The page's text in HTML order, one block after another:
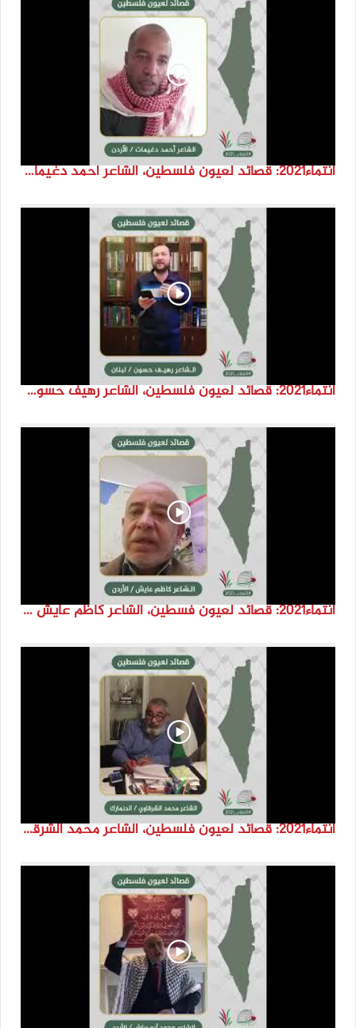
انتماء2021: قصائد لعيون فلسطين، الشاعر احمد دغيمات، الاردن
انتماء2021: قصائد لعيون فلسطين، الشاعر رهيف حسون، لبنان
انتماء2021: قصائد لعيون فسطين، الشاعر كاظم عايش ،الاردن
انتماء2021: قصائد لعيون فلسطين، الشاعر محمد الشرقاوي ،الدنمارك